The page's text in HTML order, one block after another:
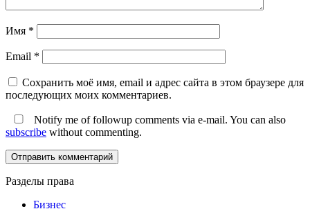
Имя *
Email *
Сохранить моё имя, email и адрес сайта в этом браузере для
последующих моих комментариев.
Notify me of followup comments via e-mail. You can also
subscribe without commenting.
Разделы права
Бизнес